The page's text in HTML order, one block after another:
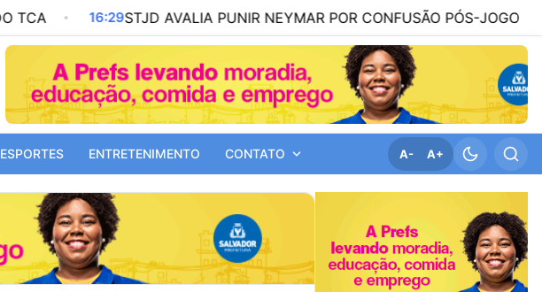
16:29 STJD AVALIA PUNIR NEYMAR POR CONFUSÃO PÓS-JOGO 13:04
ESPORTES ENTRETENIMENTO CONTATO A- A+